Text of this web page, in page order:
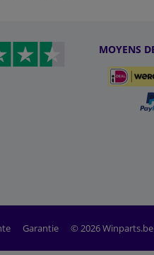
MOYENS
Garantie © 2026